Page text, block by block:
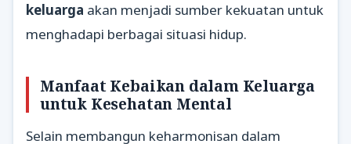
keluarga akan menjadi sumber kekuatan untuk
menghadapi berbagai situasi hidup.
Manfaat Kebaikan dalam Keluarga
untuk Kesehatan Mental
Selain membangun keharmonisan dalam